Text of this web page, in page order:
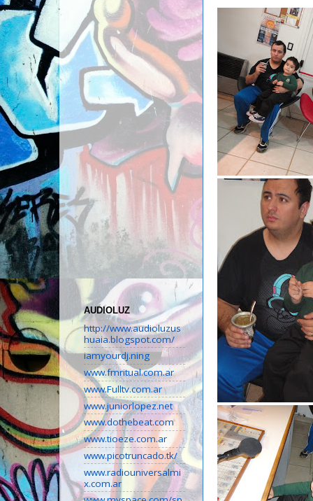
AUDIOLUZ
http://www.audioluzus
huaia.blogspot.com/
iamyourdj.ning
www.fmritual.com.ar
www.Fulltv.com.ar
www.juniorlopez.net
www.dothebeat.com
www.tioeze.com.ar
www.picotruncado.tk/
www.radiouniversalmi
x.com.ar